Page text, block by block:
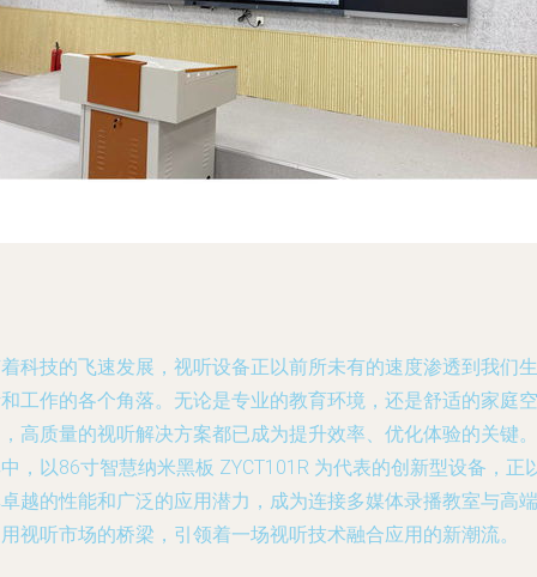
科技的飞速发展，视听设备正以前所未有的速度渗透到我们生
工作的各个角落。无论是专业的教育环境，还是舒适的家庭空
高质量的视听解决方案都已成为提升效率、优化体验的关键。
，以86寸智慧纳米黑板 ZYCT101R 为代表的创新型设备，正
越的性能和广泛的应用潜力，成为连接多媒体录播教室与高端
视听市场的桥梁，引领着一场视听技术融合应用的新潮流。